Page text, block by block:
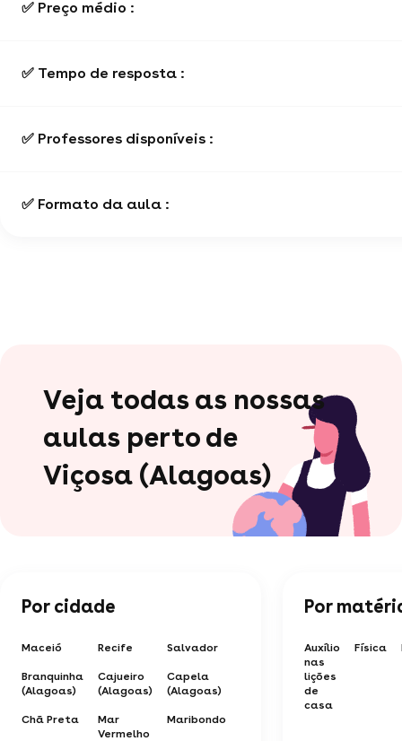
✅ Preço médio :
✅ Tempo de resposta :
✅ Professores disponíveis :
✅ Formato da aula :
Veja todas as nossas
aulas perto de
Viçosa (Alagoas)
Por cidade
Maceió Recife Salvador
Branquinha
(Alagoas)
Cajueiro
(Alagoas)
Capela
(Alagoas)
Chã Preta
Mar
Vermelho
Maribondo
Por
Auxílio
nas
lições
de
casa
Física